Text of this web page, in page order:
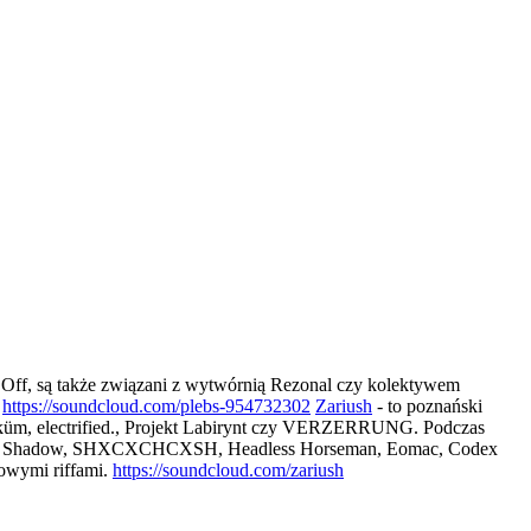
są także związani z wytwórnią Rezonal czy kolektywem
https://soundcloud.com/plebs-954732302 Zariush - to poznański
electrified., Projekt Labirynt czy VERZERRUNG. Podczas
SHXCXCHCXSH, Headless Horseman, Eomac, Codex
riffami. https://soundcloud.com/zariush